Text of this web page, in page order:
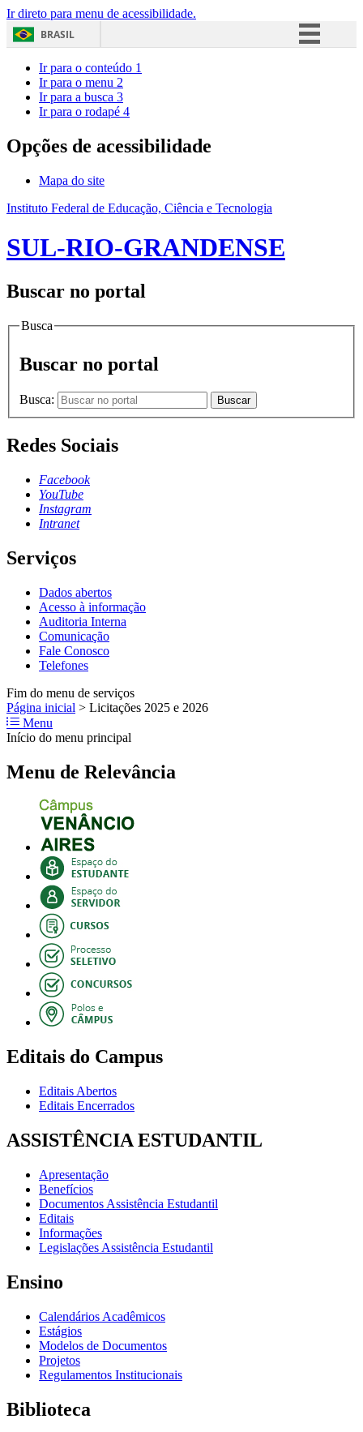
Ir direto para menu de acessibilidade.
BRASIL
Acesso à informação
Ir para o conteúdo 1
Ir para o menu 2
Ir para a busca 3
Ir para o rodapé 4
Opções de acessibilidade
Mapa do site
Instituto Federal de Educação, Ciência e Tecnologia
SUL-RIO-GRANDENSE
Buscar no portal
Busca
Buscar no portal
Busca: Buscar
Redes Sociais
Facebook
YouTube
Instagram
Intranet
Serviços
Dados abertos
Acesso à informação
Auditoria Interna
Comunicação
Fale Conosco
Telefones
Fim do menu de serviços
Página inicial > Licitações 2025 e 2026
Menu
Início do menu principal
Menu de Relevância
Editais do Campus
Editais Abertos
Editais Encerrados
ASSISTÊNCIA ESTUDANTIL
Apresentação
Benefícios
Documentos Assistência Estudantil
Editais
Informações
Legislações Assistência Estudantil
Ensino
Calendários Acadêmicos
Estágios
Modelos de Documentos
Projetos
Regulamentos Institucionais
Biblioteca